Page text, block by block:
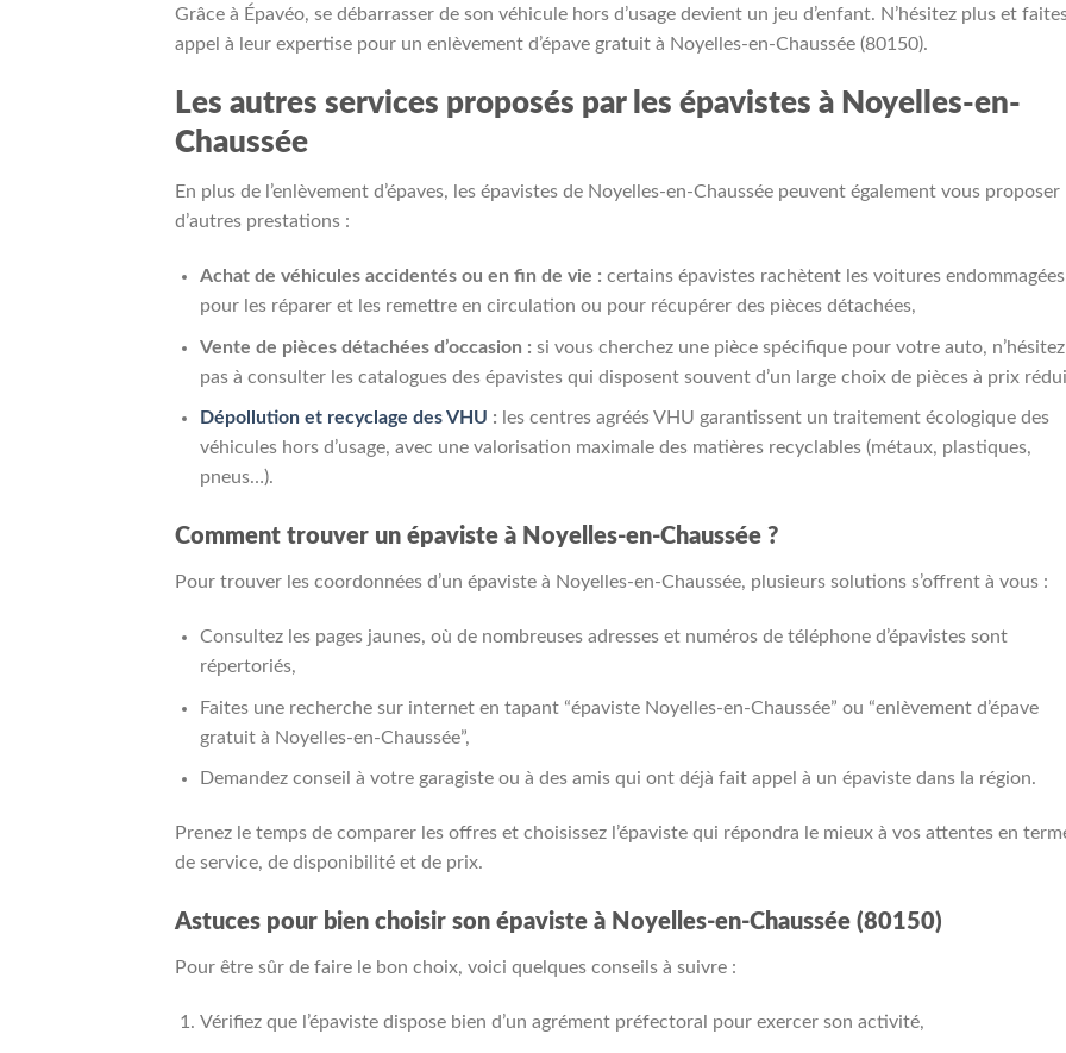
Grâce à Épavéo, se débarrasser de son véhicule hors d’usage devient un jeu d’enfant. N’hésitez plus et
appel à leur expertise pour un enlèvement d’épave gratuit à Noyelles-en-Chaussée (80150).
Les autres services proposés par les épavistes à Noyelles-en-
Chaussée
En plus de l’enlèvement d’épaves, les épavistes de Noyelles-en-Chaussée peuvent également vous proposer
d’autres prestations :
Achat de véhicules accidentés ou en fin de vie : certains épavistes rachètent les voitures endommagées
pour les réparer et les remettre en circulation ou pour récupérer des pièces détachées,
Vente de pièces détachées d’occasion : si vous cherchez une pièce spécifique pour votre auto, n’hésitez
pas à consulter les catalogues des épavistes qui disposent souvent d’un large choix de pièces à prix
Dépollution et recyclage des VHU : les centres agréés VHU garantissent un traitement écologique des
véhicules hors d’usage, avec une valorisation maximale des matières recyclables (métaux, plastiques,
pneus…).
Comment trouver un épaviste à Noyelles-en-Chaussée ?
Pour trouver les coordonnées d’un épaviste à Noyelles-en-Chaussée, plusieurs solutions s’offrent à vous :
Consultez les pages jaunes, où de nombreuses adresses et numéros de téléphone d’épavistes sont
répertoriés,
Faites une recherche sur internet en tapant “épaviste Noyelles-en-Chaussée” ou “enlèvement d’épave
gratuit à Noyelles-en-Chaussée”,
Demandez conseil à votre garagiste ou à des amis qui ont déjà fait appel à un épaviste dans la région.
Prenez le temps de comparer les offres et choisissez l’épaviste qui répondra le mieux à vos attentes en
de service, de disponibilité et de prix.
Astuces pour bien choisir son épaviste à Noyelles-en-Chaussée (80150)
Pour être sûr de faire le bon choix, voici quelques conseils à suivre :
Vérifiez que l’épaviste dispose bien d’un agrément préfectoral pour exercer son activité,